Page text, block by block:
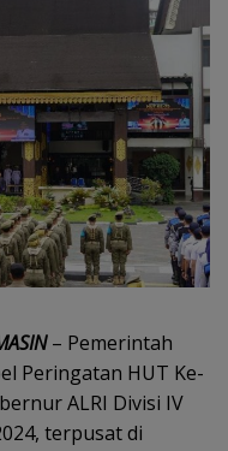
– Pemerintah
Peringatan HUT Ke-
ALRI Divisi IV
terpusat di